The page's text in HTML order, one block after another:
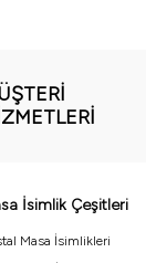
İsimlik Çeşitleri
Masa İsimlikleri